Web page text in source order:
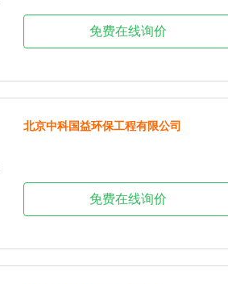
免费在线询价
北京中科国益环保工程有限公司
免费在线询价